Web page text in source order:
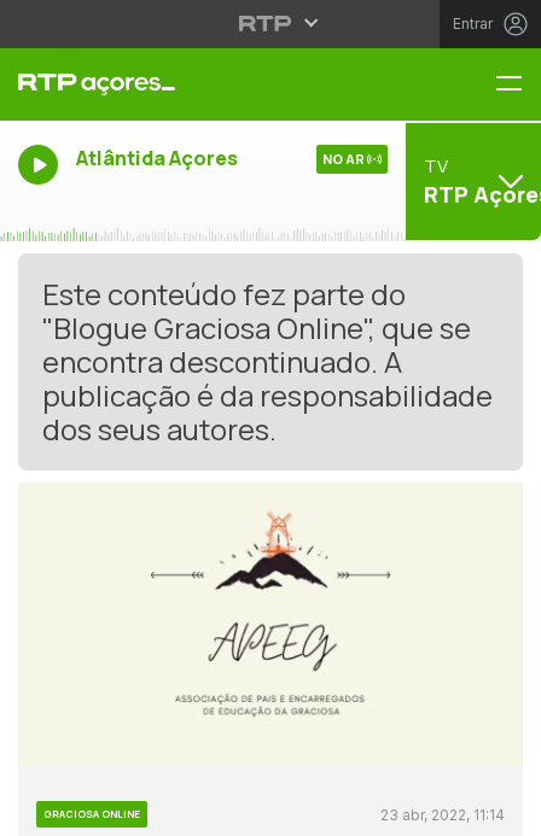
Entrar
Atlântida Açores NO AR TV
RTP
Este conteúdo fez parte do
"Blogue Graciosa Online", que se
encontra descontinuado. A
publicação é da responsabilidade
dos seus autores.
GRACIOSA ONLINE 23 abr, 2022, 11:14